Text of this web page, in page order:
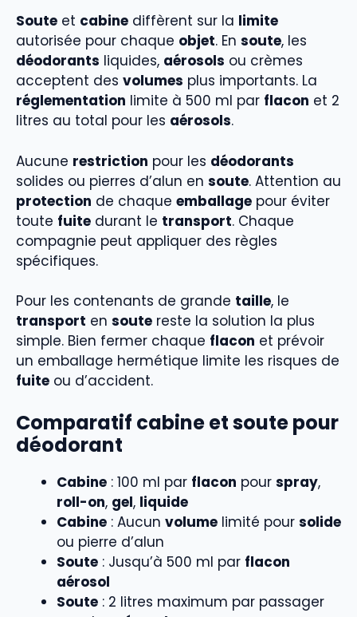
Soute et cabine diffèrent sur la limite
autorisée pour chaque objet. En soute, les
déodorants liquides, aérosols ou crèmes
acceptent des volumes plus importants. La
réglementation limite à 500 ml par flacon et 2
litres au total pour les aérosols.
Aucune restriction pour les déodorants
solides ou pierres d’alun en soute. Attention au
protection de chaque emballage pour éviter
toute fuite durant le transport. Chaque
compagnie peut appliquer des règles
spécifiques.
Pour les contenants de grande taille, le
transport en soute reste la solution la plus
simple. Bien fermer chaque flacon et prévoir
un emballage hermétique limite les risques de
fuite ou d’accident.
Comparatif cabine et soute pour
déodorant
Cabine : 100 ml par flacon pour spray,
roll-on, gel, liquide
Cabine : Aucun volume limité pour solide
ou pierre d’alun
Soute : Jusqu’à 500 ml par flacon
aérosol
Soute : 2 litres maximum par passager